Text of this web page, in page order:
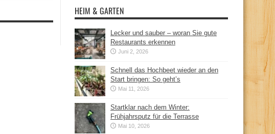
HEIM & GARTEN
Lecker und sauber – woran Sie gute
Restaurants erkennen
Juni 2, 2026
Schnell das Hochbeet wieder an den
Start bringen: So geht’s
Mai 11, 2026
Startklar nach dem Winter:
Frühjahrsputz für die Terrasse
Mai 10, 2026